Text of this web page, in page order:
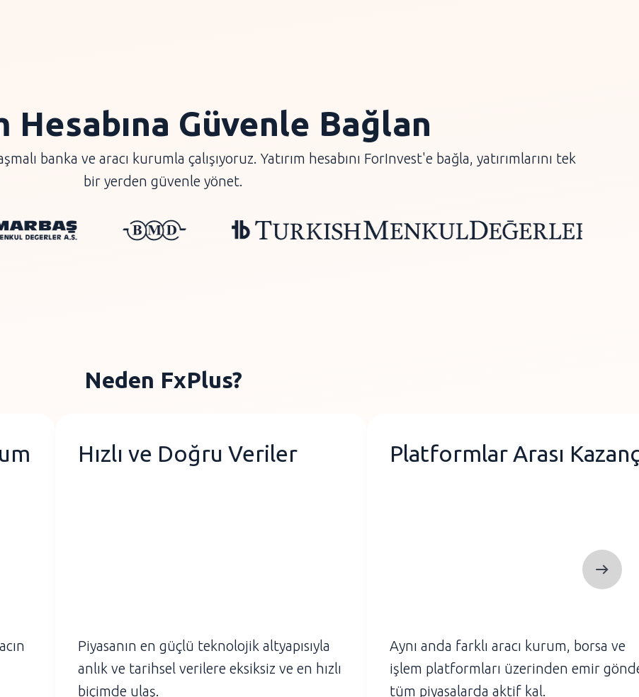
Hesabına Güvenle Bağlan
banka ve aracı kurumla çalışıyoruz. Yatırım hesabını ForInvest'e bağla, yatırımlarını tek
bir yerden güvenle yönet.
Neden FxPlus?
Hızlı ve Doğru Veriler
Piyasanın en güçlü teknolojik altyapısıyla
anlık ve tarihsel verilere eksiksiz ve en hızlı
biçimde ulaş.
Platformlar Arası
Aynı anda farklı aracı kurum, borsa ve
işlem platformları üzerinden emir
tüm piyasalarda aktif kal.